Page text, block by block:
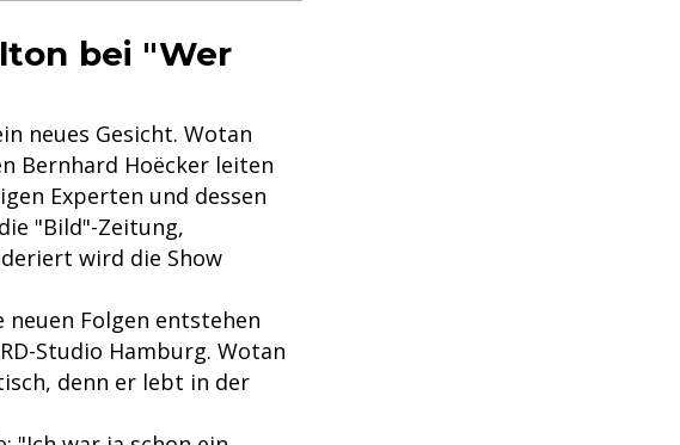
bei "Wer
neues Gesicht. Wotan
Bernhard Hoëcker leiten
Experten und dessen
"Bild"-Zeitung,
wird die Show
Folgen entstehen
Studio Hamburg. Wotan
denn er lebt in der